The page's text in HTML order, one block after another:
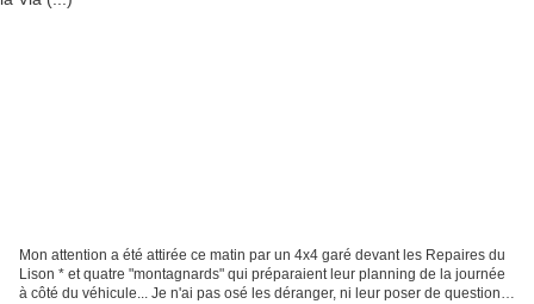
Mon attention a été attirée ce matin par un 4x4 garé devant les Repaires du
Lison * et quatre "montagnards" qui préparaient leur planning de la journée
à côté du véhicule... Je n'ai pas osé les déranger, ni leur poser de questions,